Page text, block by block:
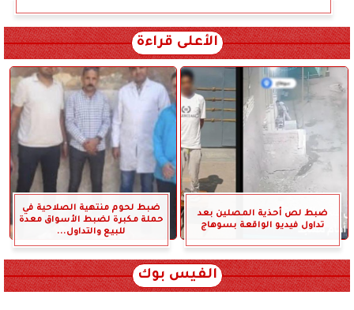
الأعلى قراءة
ضبط لص أحذية المصلين بعد
تداول فيديو الواقعة بسوهاج
ضبط لحوم منتهية الصلاحية في
حملة مكبرة لضبط الأسواق معدة
للبيع والتداول...
الفيس بوك